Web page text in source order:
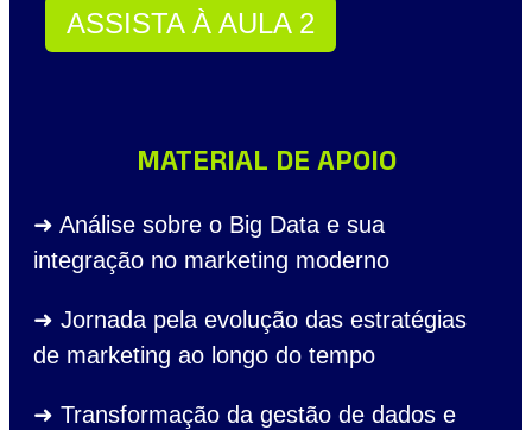
ASSISTA À AULA 2
MATERIAL DE APOIO
➜ Análise sobre o Big Data e sua
integração no marketing moderno
➜ Jornada pela evolução das estratégias
de marketing ao longo do tempo
➜ Transformação da gestão de dados e